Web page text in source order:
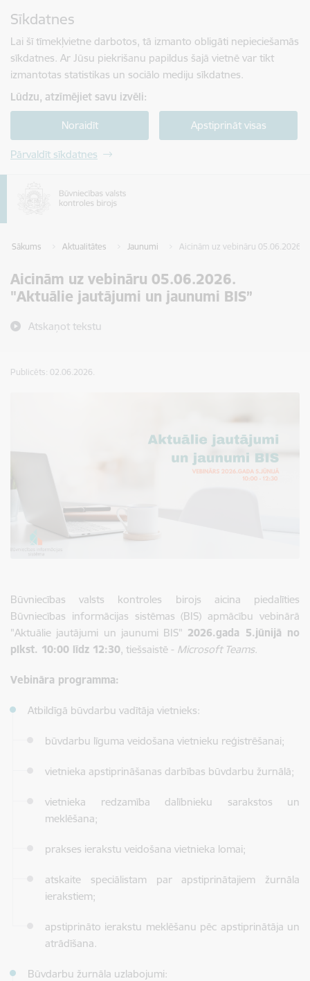
Sīkdatnes
Lai šī tīmekļvietne darbotos, tā izmanto obligāti nepieciešamās
sīkdatnes. Ar Jūsu piekrišanu papildus šajā vietnē var tikt
izmantotas statistikas un sociālo mediju sīkdatnes.
Lūdzu, atzīmējiet savu izvēli:
Noraidīt Apstiprināt visas
Pārvaldīt sīkdatnes
Sākums Aktualitātes Jaunumi Aicinām uz vebināru 05.06.2026.
Aicinām uz vebināru 05.06.2026.
"Aktuālie jautājumi un jaunumi BIS”
Atskaņot tekstu
Publicēts: 02.06.2026.
Būvniecības valsts kontroles birojs aicina piedalīties
Būvniecības informācijas sistēmas (BIS) apmācību vebinārā
"Aktuālie jautājumi un jaunumi BIS" 2026.gada 5.jūnijā no
plkst. 10:00 līdz 12:30, tiešsaistē - Microsoft Teams.
Vebināra programma:
Atbildīgā būvdarbu vadītāja vietnieks:
būvdarbu līguma veidošana vietnieku reģistrēšanai;
vietnieka apstiprināšanas darbības būvdarbu žurnālā;
vietnieka redzamība dalībnieku sarakstos un
meklēšana;
prakses ierakstu veidošana vietnieka lomai;
atskaite speciālistam par apstiprinātajiem žurnāla
ierakstiem;
apstiprināto ierakstu meklēšanu pēc apstiprinātāja un
atrādīšana.
Būvdarbu žurnāla uzlabojumi: